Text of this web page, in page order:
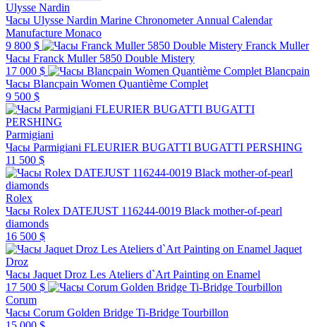
Ulysse Nardin
Часы Ulysse Nardin Marine Chronometer Annual Calendar
Manufacture Monaco
9 800 $
Franck Muller
Часы Franck Muller 5850 Double Mistery
17 000 $
Blancpain
Часы Blancpain Women Quantième Complet
9 500 $
Parmigiani
Часы Parmigiani FLEURIER BUGATTI BUGATTI PERSHING
11 500 $
Rolex
Часы Rolex DATEJUST 116244-0019 Black mother-of-pearl
diamonds
16 500 $
Jaquet
Droz
Часы Jaquet Droz Les Ateliers d`Art Painting on Enamel
17 500 $
Corum
Часы Corum Golden Bridge Ti-Bridge Tourbillon